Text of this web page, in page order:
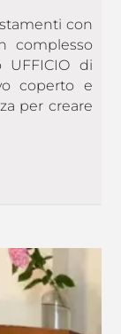
con
complesso
UFFICIO di
coperto e
per creare